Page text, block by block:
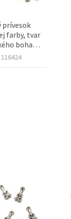
prívesok
farby, tvar
boha
mm,
116424